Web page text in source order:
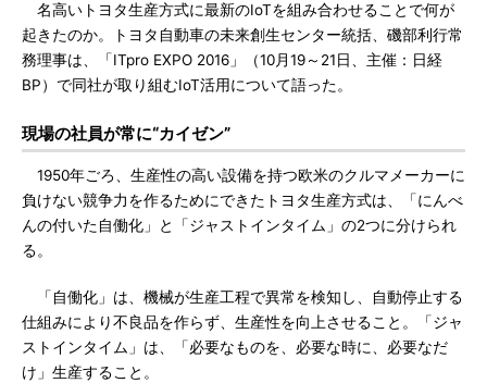
名高いトヨタ生産方式に最新のIoTを組み合わせることで何が
起きたのか。トヨタ自動車の未来創生センター統括、磯部利行常
務理事は、「ITpro EXPO 2016」（10月19～21日、主催：日経
BP）で同社が取り組むIoT活用について語った。
現場の社員が常に“カイゼン”
1950年ごろ、生産性の高い設備を持つ欧米のクルマメーカーに
負けない競争力を作るためにできたトヨタ生産方式は、「にんべ
んの付いた自働化」と「ジャストインタイム」の2つに分けられ
る。
「自働化」は、機械が生産工程で異常を検知し、自動停止する
仕組みにより不良品を作らず、生産性を向上させること。「ジャ
ストインタイム」は、「必要なものを、必要な時に、必要なだ
け」生産すること。